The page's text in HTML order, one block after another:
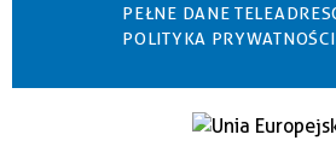
PEŁNE DANE
POLITYKA